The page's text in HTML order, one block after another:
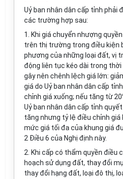
Uỷ ban nhân dân cấp tỉnh phải
các trường hợp sau:
1. Khi giá chuyển nhượng
trên thị trường trong điều kiện
phương của những loại đất, vị
động liên tục kéo dài trong thời
gây nên chênh lệch giá lớn:
giá do Uỷ ban nhân dân cấp
chỉnh giá xuống; nếu tăng từ
Uỷ ban nhân dân cấp tỉnh
tăng nhưng tỷ lệ điều chỉnh giá
mức giá tối đa của khung giá
2 Điều 6 của Nghị định này.
2. Khi cấp có thẩm quyền điều
hoạch sử dụng đất, thay đổi
thay đổi hạng đất, loại đô thị,